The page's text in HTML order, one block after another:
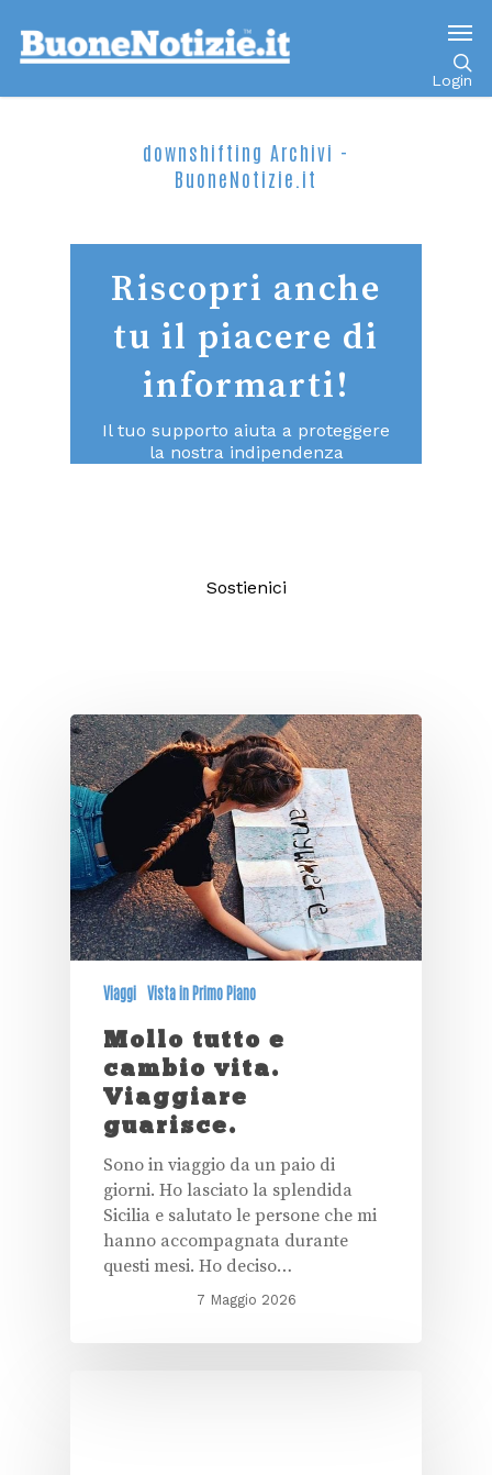
Login
downshifting Archivi -
BuoneNotizie.it
Riscopri anche
tu il piacere di
informarti!
Il tuo supporto aiuta a proteggere
la nostra indipendenza
Sostienici
Viaggi Vista in Primo Piano
Mollo tutto e
cambio vita.
Viaggiare
guarisce.
Sono in viaggio da un paio di
giorni. Ho lasciato la splendida
Sicilia e salutato le persone che mi
hanno accompagnata durante
questi mesi. Ho deciso…
7 Maggio 2026